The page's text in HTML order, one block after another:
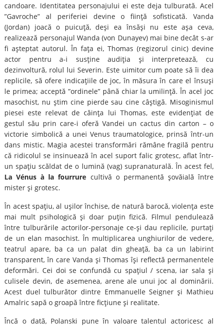
candoare. Identitatea personajului ei este deja tulburată. Acel
”Gavroche” al periferiei devine o fiinţă sofisticată. Vanda
(Jordan) joacă o puicuţă, deşi ea însăşi nu este aşa ceva,
realizează personajul Wanda (von Dunayev) mai bine decât s-ar
fi aşteptat autorul. În faţa ei, Thomas (regizorul cinic) devine
actor pentru a-i susţine audiţia şi interpretează, cu
dezinvoltură, rolul lui Severin. Este uimitor cum poate să îi dea
replicile, să ofere indicaţiile de joc, în măsura în care el însuşi
le primea; acceptă ”ordinele” până chiar la umilinţă. În acel joc
masochist, nu ştim cine pierde sau cine câştigă. Misoginismul
piesei este relevat de căinţa lui Thomas, este evidenţiat de
gestul său prin care-i oferă Vandei un cactus din carton – o
victorie simbolică a unei Venus traumatologice, prinsă într-un
dans mistic. Magia acestei transformări rămâne fragilă pentru
că ridicolul se insinuează în acel suport falic grotesc, aflat într-
un spaţiu scăldat de o lumină (vag) supranaturală. În acest fel,
La Vénus à la fourrure cultivă o permanentă şovăială între
mister şi grotesc.
În acest spaţiu, al uşilor închise, de natură barocă, violenţa este
mai mult psihologică şi doar puţin fizică. Filmul pendulează
între tulburările actorilor-personaje ce-şi dau replicile, purtaţi
de un elan masochist. În multiplicarea unghiurilor de vedere,
teatrul apare, ba ca un palat din gheaţă, ba ca un labirint
transparent, în care Vanda şi Thomas îşi reflectă permanentele
deformări. Cei doi se confundă cu spaţiul / scena, iar sala şi
culisele devin, de asemenea, arene ale unui joc al dominării.
Acest duel tulburător dintre Emmanuelle Seigner şi Mathieu
Amalric sapă o groapă între ficţiune şi realitate.
Încă o dată, Polanski pune în valoare talentul actoricesc al